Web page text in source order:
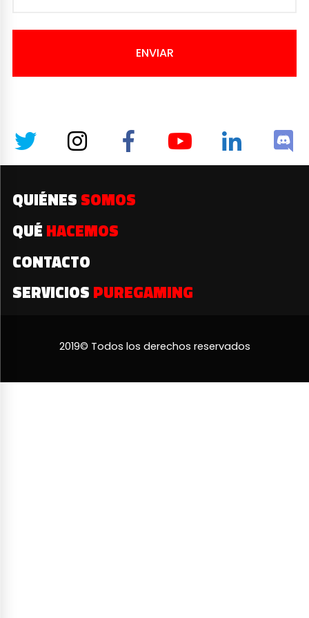
ENVIAR
QUIÉNES SOMOS
QUÉ HACEMOS
CONTACTO
SERVICIOS PUREGAMING
2019© Todos los derechos reservados